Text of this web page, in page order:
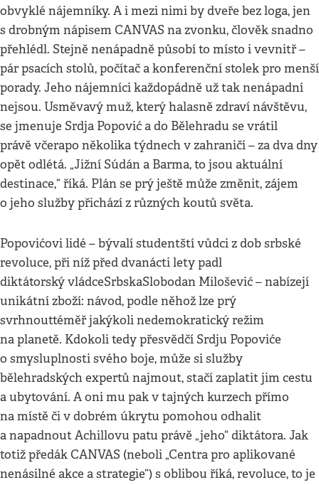
obvyklé nájemníky. A i mezi nimi by dveře bez loga, jen
s drobným nápisem CANVAS na zvonku, člověk snadno
přehlédl. Stejně nenápadně působí to místo i vevnitř –
pár psacích stolů, počítač a konferenční stolek pro menší
porady. Jeho nájemníci každopádně už tak nenápadní
nejsou. Usměvavý muž, který halasně zdraví návštěvu,
se jmenuje Srdja Popović a do Bělehradu se vrátil
právě včerapo několika týdnech v zahraničí – za dva dny
opět odlétá. „Jižní Súdán a Barma, to jsou aktuální
destinace,“ říká. Plán se prý ještě může změnit, zájem
o jeho služby přichází z různých koutů světa.
Popovićovi lidé – bývalí studentští vůdci z dob srbské
revoluce, při níž před dvanácti lety padl
diktátorský vládceSrbskaSlobodan Milošević – nabízejí
unikátní zboží: návod, podle něhož lze prý
svrhnouttéměř jakýkoli nedemokratický režim
na planetě. Kdokoli tedy přesvědčí Srdju Popoviće
o smysluplnosti svého boje, může si služby
bělehradských expertů najmout, stačí zaplatit jim cestu
a ubytování. A oni mu pak v tajných kurzech přímo
na místě či v dobrém úkrytu pomohou odhalit
a napadnout Achillovu patu právě „jeho“ diktátora. Jak
totiž předák CANVAS (neboli „Centra pro aplikované
nenásilné akce a strategie“) s oblibou říká, revoluce, to je